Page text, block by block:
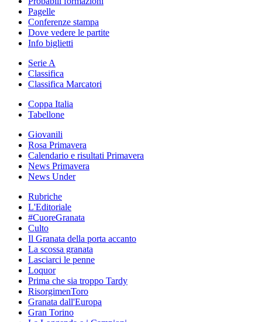
Pagelle
Conferenze stampa
Dove vedere le partite
Info biglietti
Serie A
Classifica
Classifica Marcatori
Coppa Italia
Tabellone
Giovanili
Rosa Primavera
Calendario e risultati Primavera
News Primavera
News Under
Rubriche
L'Editoriale
#CuoreGranata
Culto
Il Granata della porta accanto
La scossa granata
Lasciarci le penne
Loquor
Prima che sia troppo Tardy
RisorgimenToro
Granata dall'Europa
Gran Torino